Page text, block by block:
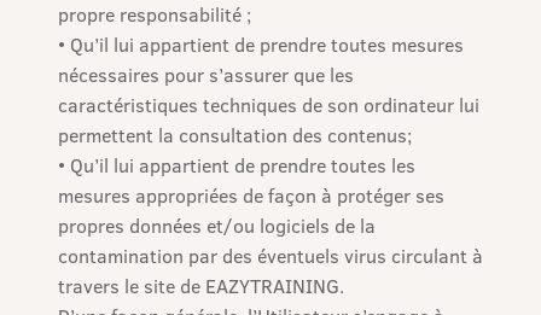
propre responsabilité ;
• Qu’il lui appartient de prendre toutes mesures
nécessaires pour s’assurer que les
caractéristiques techniques de son ordinateur lui
permettent la consultation des contenus;
• Qu’il lui appartient de prendre toutes les
mesures appropriées de façon à protéger ses
propres données et/ou logiciels de la
contamination par des éventuels virus circulant à
travers le site de EAZYTRAINING.